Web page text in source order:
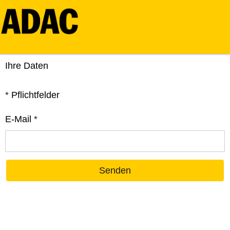
Ihre Daten
* Pflichtfelder
E-Mail *
Senden